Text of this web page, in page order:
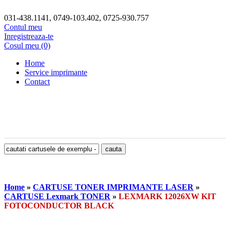
031-438.1141, 0749-103.402, 0725-930.757
Contul meu
Inregistreaza-te
Cosul meu (0)
Home
Service imprimante
Contact
Home » CARTUSE TONER IMPRIMANTE LASER »
CARTUSE Lexmark TONER » LEXMARK 12026XW KIT
FOTOCONDUCTOR BLACK